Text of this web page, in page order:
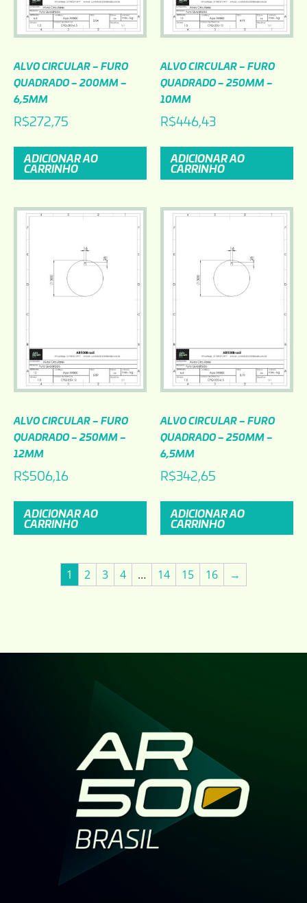
ALVO CIRCULAR – FURO
QUADRADO – 200MM –
6,5MM
R$272,75
ADICIONAR AO
CARRINHO
ALVO CIRCULAR – FURO
QUADRADO – 250MM –
10MM
R$446,43
ADICIONAR AO
CARRINHO
ALVO CIRCULAR – FURO
QUADRADO – 250MM –
12MM
R$506,16
ADICIONAR AO
CARRINHO
ALVO CIRCULAR – FURO
QUADRADO – 250MM –
6,5MM
R$342,65
ADICIONAR AO
CARRINHO
1 2 3 4 … 14 15 16 →